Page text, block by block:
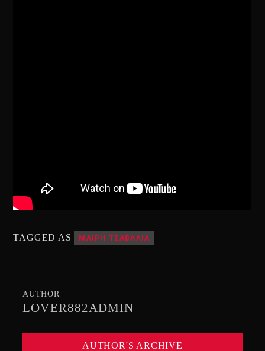
TAGGED AS ΜΑΙΡΗ ΤΣΑΒΑΛΙΑ
AUTHOR
LOVER882ADMIN
AUTHOR'S ARCHIVE